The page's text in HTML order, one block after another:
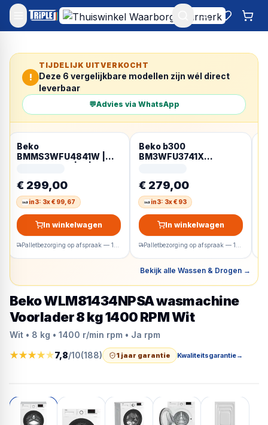
Mijn account
!
TIJDELIJK UITVERKOCHT
Deze 6 vergelijkbare modellen zijn wél direct
leverbaar
💬Advies via WhatsApp
Beko
BMMS3WFU4841W |
Display
€ 299,00
in3: 3x € 99,67
In winkelwagen
Beko b300
BM3WFU3741X
Duits display
€ 279,00
in3: 3x € 93
In winkelwagen
Bekijk alle Wassen & Drogen →
Beko WLM81434NPSA wasmachine
Voorlader 8 kg 1400 RPM Wit
Wit • 8 kg • 1400 r/min rpm • Ja rpm
★★★★★7,8/10(188) 1 jaar garantie Kwaliteitsgarantie→